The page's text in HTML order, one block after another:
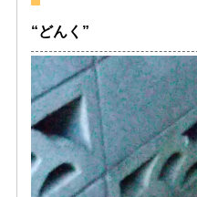
“どんく”